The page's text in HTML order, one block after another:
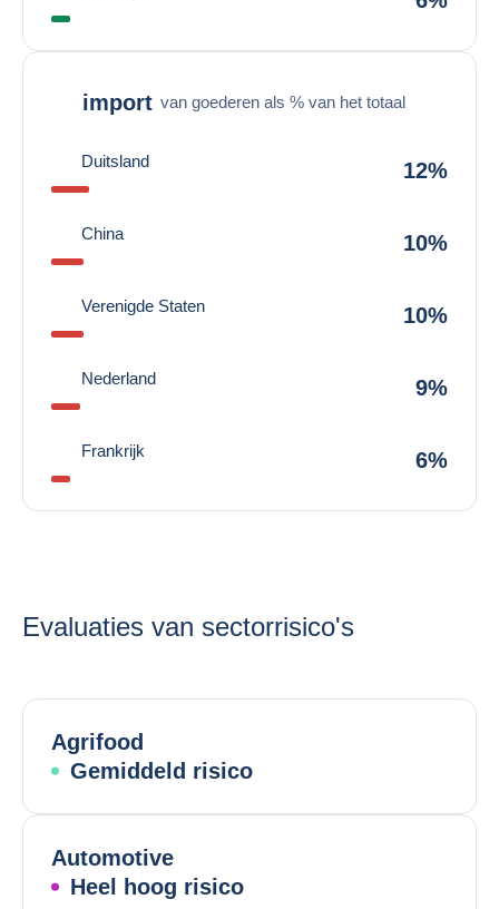
import van goederen als % van het totaal
Duitsland 12%
China 10%
Verenigde Staten 10%
Nederland 9%
Frankrijk 6%
Evaluaties van sectorrisico's
Agrifood
Gemiddeld risico
Automotive
Heel hoog risico